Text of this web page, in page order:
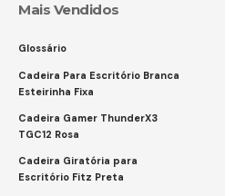
Mais Vendidos
Glossário
Cadeira Para Escritório Branca
Esteirinha Fixa
Cadeira Gamer ThunderX3
TGC12 Rosa
Cadeira Giratória para
Escritório Fitz Preta